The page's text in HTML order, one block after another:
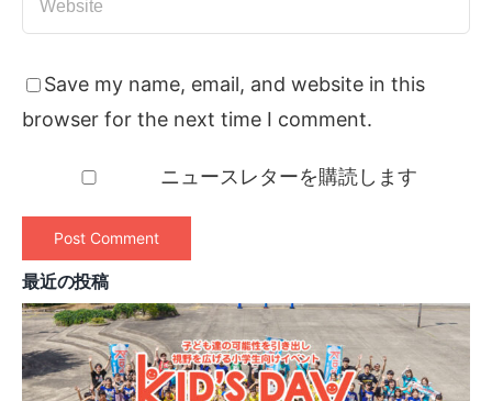
Save my name, email, and website in this
browser for the next time I comment.
ニュースレターを購読します
最近の投稿